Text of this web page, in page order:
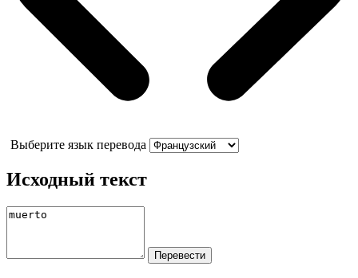
Выберите язык перевода
Исходный текст